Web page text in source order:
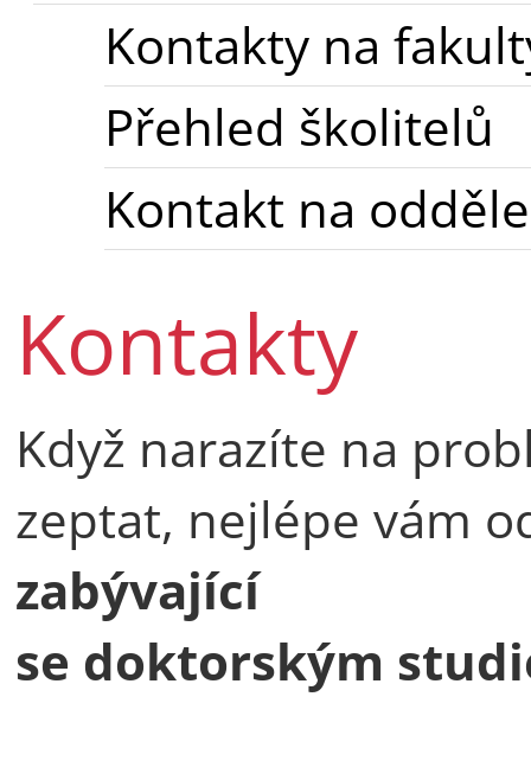
Kontakty na
Přehled školitelů
Kontakt na
Kontakty
Když narazíte na
zeptat, nejlépe vám
zabývající
se doktorským